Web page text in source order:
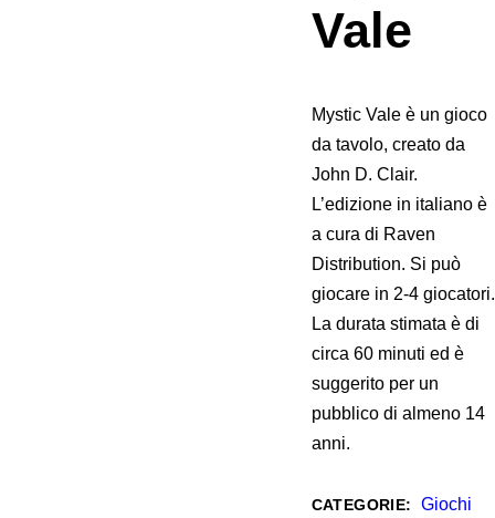
Vale
Mystic Vale è un gioco
da tavolo, creato da
John D. Clair.
L’edizione in italiano è
a cura di Raven
Distribution. Si può
giocare in 2-4 giocatori.
La durata stimata è di
circa 60 minuti ed è
suggerito per un
pubblico di almeno 14
anni.
CATEGORIE:
Giochi